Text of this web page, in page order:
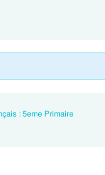
: 5eme Primaire